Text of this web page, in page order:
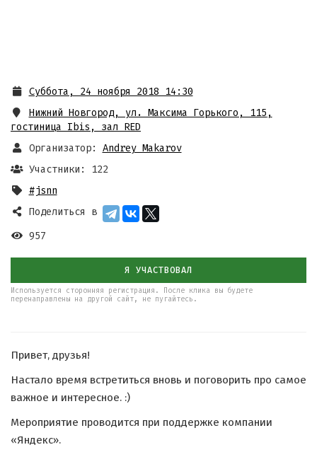
Суббота, 24 ноября 2018 14:30
Нижний Новгород, ул. Максима Горького, 115 ,
гостиница Ibis, зал RED
Организатор:
Andrey Makarov
Участники: 122
#jsnn
Поделиться в
957
Я УЧАСТВОВАЛ
Используется сторонняя регистрация. После клика вы будете
перенаправлены на другой сайт, не пугайтесь.
Привет, друзья!
Настало время встретиться вновь и поговорить про самое
важное и интересное. :)
Мероприятие проводится при поддержке компании
«Яндекс».